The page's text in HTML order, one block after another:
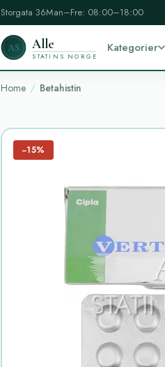
Storgata 36Man–Fre: 08:00–18:00
AS Alle
STATINS NORGE
Kategorier
Home Betahistin
−15%